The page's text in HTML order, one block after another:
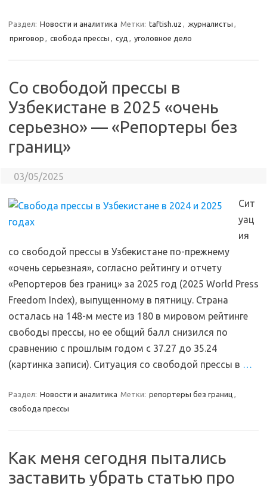
Раздел: Новости и аналитика Метки: taftish.uz , журналисты ,
приговор , свобода прессы , суд , уголовное дело
Со свободой прессы в
Узбекистане в 2025 «очень
серьезно» — «Репортеры без
границ»
03/05/2025
Сит
уац
ия
со свободой прессы в Узбекистане по-прежнему
«очень серьезная», согласно рейтингу и отчету
«Репортеров без границ» за 2025 год (2025 World Press
Freedom Index), выпущенному в пятницу. Страна
осталась на 148-м месте из 180 в мировом рейтинге
свободы прессы, но ее общий балл снизился по
сравнению с прошлым годом с 37.27 до 35.24
(картинка записи). Ситуация со свободой прессы в …
Раздел: Новости и аналитика Метки: репортеры без границ ,
свобода прессы
Как меня сегодня пытались
заставить убрать статью про